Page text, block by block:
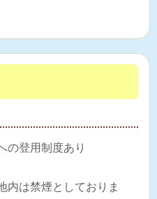
の登用制度あり
内は禁煙としておりま